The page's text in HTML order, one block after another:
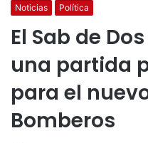
Noticias Política
El Sab de
una partida
para el
Bomberos